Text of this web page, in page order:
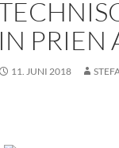
IN PRIEN
11. JUNI 2018